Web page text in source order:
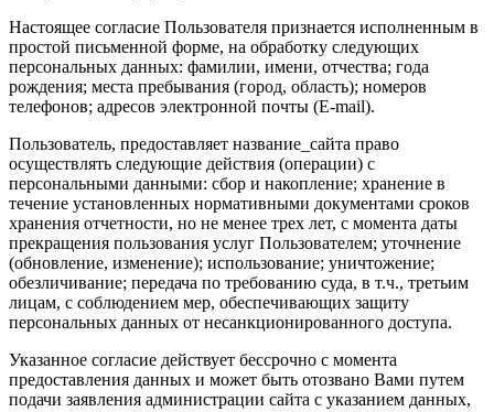
Настоящее согласие Пользователя признается исполненным в
простой письменной форме, на обработку следующих
персональных данных: фамилии, имени, отчества; года
рождения; места пребывания (город, область); номеров
телефонов; адресов электронной почты (E-mail).
Пользователь, предоставляет название_сайта право
осуществлять следующие действия (операции) с
персональными данными: сбор и накопление; хранение в
течение установленных нормативными документами сроков
хранения отчетности, но не менее трех лет, с момента даты
прекращения пользования услуг Пользователем; уточнение
(обновление, изменение); использование; уничтожение;
обезличивание; передача по требованию суда, в т.ч., третьим
лицам, с соблюдением мер, обеспечивающих защиту
персональных данных от несанкционированного доступа.
Указанное согласие действует бессрочно с момента
предоставления данных и может быть отозвано Вами путем
подачи заявления администрации сайта с указанием данных,